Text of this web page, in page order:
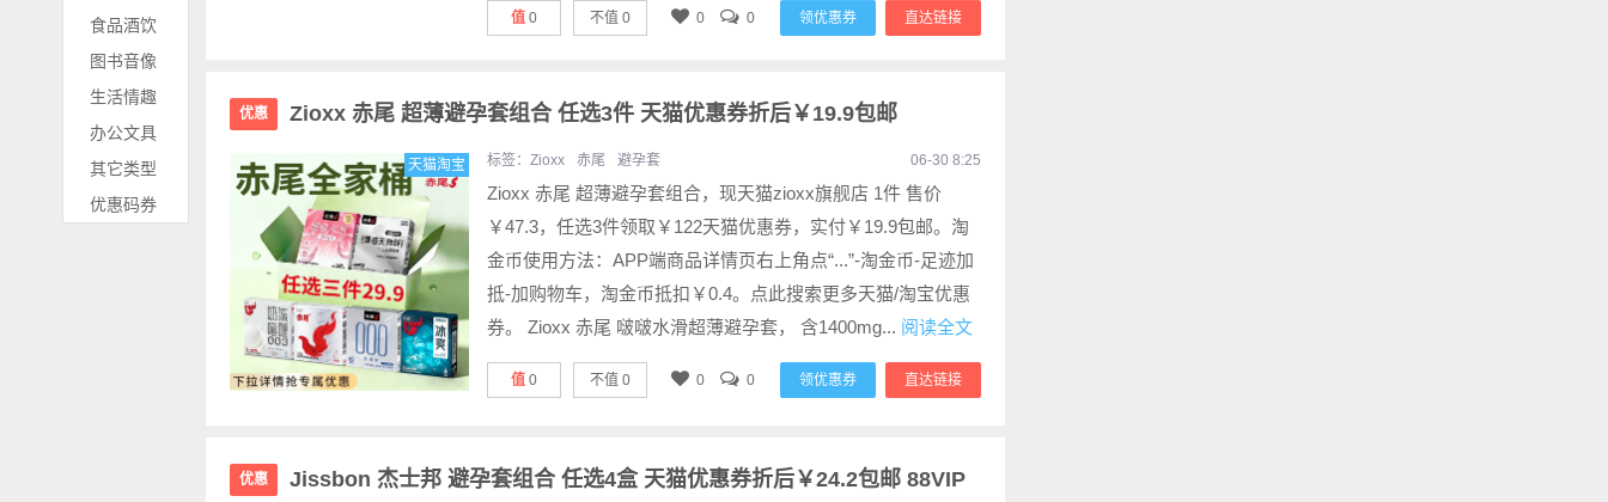
食品酒饮
图书音像
生活情趣
办公文具
其它类型
优惠码券
直达链接
领优惠券
值 0 不值 0 0 0
优惠 Zioxx 赤尾 超薄避孕套组合 任选3件 天猫优惠券折后￥19.9包邮
天猫淘宝 标签： Zioxx 赤尾 避孕套 06-30 8:25
Zioxx 赤尾 超薄避孕套组合，现天猫zioxx旗舰店 1件 售价
￥47.3，任选3件领取￥122天猫优惠券，实付￥19.9包邮。淘
金币使用方法：APP端商品详情页右上角点“...”-淘金币-足迹加
抵-加购物车，淘金币抵扣￥0.4。点此搜索更多天猫/淘宝优惠
券。 Zioxx 赤尾 啵啵水滑超薄避孕套， 含1400mg... 阅读全文
直达链接
领优惠券
值 0 不值 0 0 0
优惠
Jissbon 杰士邦 避孕套组合 任选4盒 天猫优惠券折后￥24.2包邮 88VIP